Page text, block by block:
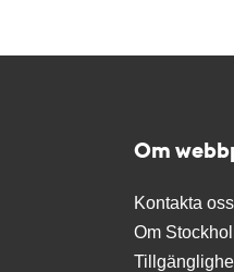
Om
Kontakta oss
Om